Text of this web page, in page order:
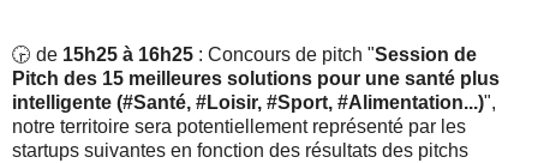
🕞 de 15h25 à 16h25 : Concours de pitch "Session de
Pitch des 15 meilleures solutions pour une santé plus
intelligente (#Santé, #Loisir, #Sport, #Alimentation...)",
notre territoire sera potentiellement représenté par les
startups suivantes en fonction des résultats des pitchs